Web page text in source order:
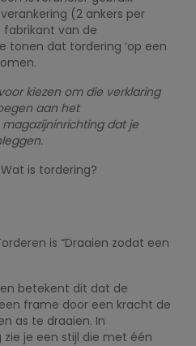
(2 ankers per
van de
tonen dat tordering ‘op een
kiezen om die verklaring
aan het
dat je
is tordering?
is “Draaien zodat een
betekent dit dat de
frame door een kracht de
as te draaien. In
je een stijl die met één